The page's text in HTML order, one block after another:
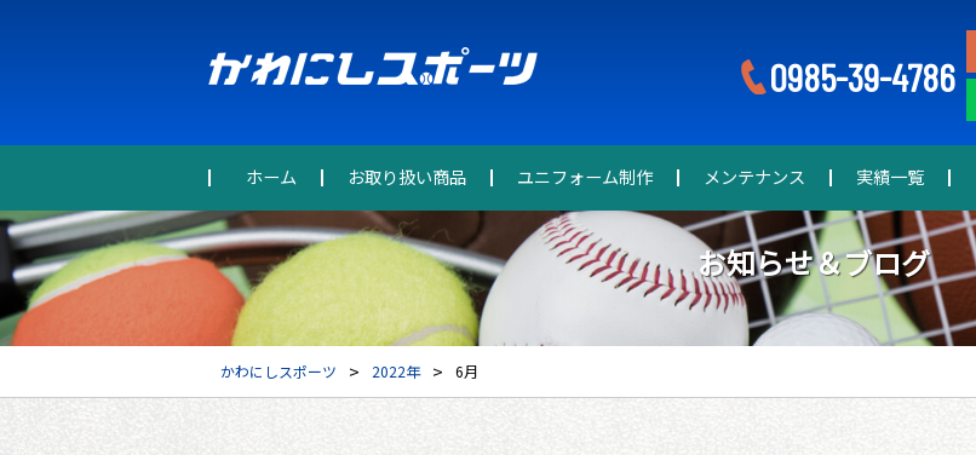
0985-39-4786
ホーム お取り扱い商品 ユニフォーム制作 メンテナンス 実績一覧
お知らせ＆ブログ
かわにしスポーツ > 2022年 > 6月